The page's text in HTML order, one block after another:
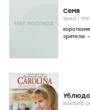
Семя
Seed /
зрители: –